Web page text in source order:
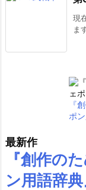
現
ま
『
ポ
最新作
『創作の
ン用語辞典